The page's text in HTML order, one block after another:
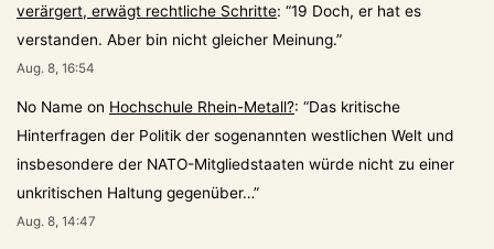
verärgert, erwägt rechtliche Schritte: “19 Doch, er hat es
verstanden. Aber bin nicht gleicher Meinung.”
Aug. 8, 16:54
No Name on Hochschule Rhein-Metall?: “Das kritische
Hinterfragen der Politik der sogenannten westlichen Welt und
insbesondere der NATO-Mitgliedstaaten würde nicht zu einer
unkritischen Haltung gegenüber…”
Aug. 8, 14:47